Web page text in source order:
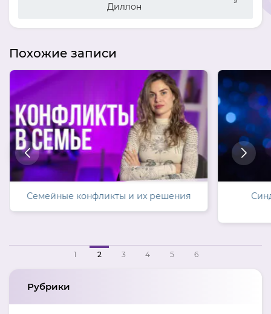
Диллон
Похожие записи
Семейные конфликты и их решения
1 2 3 4 5 6
Рубрики